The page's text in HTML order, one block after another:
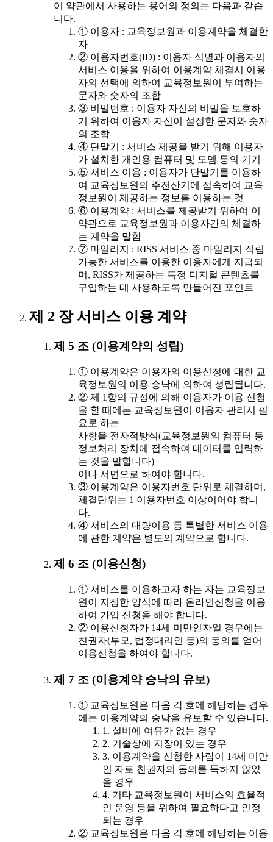
이 약관에서 사용하는 용어의 정의는 다음과 같습
니다.
① 이용자 : 교육정보원과 이용계약을 체결한
자
② 이용자번호(ID) : 이용자 식별과 이용자의
서비스 이용을 위하여 이용계약 체결시 이용
자의 선택에 의하여 교육정보원이 부여하는
문자와 숫자의 조합
③ 비밀번호 : 이용자 자신의 비밀을 보호하
기 위하여 이용자 자신이 설정한 문자와 숫자
의 조합
④ 단말기 : 서비스 제공을 받기 위해 이용자
가 설치한 개인용 컴퓨터 및 모뎀 등의 기기
⑤ 서비스 이용 : 이용자가 단말기를 이용하
여 교육정보원의 주전산기에 접속하여 교육
정보원이 제공하는 정보를 이용하는 것
⑥ 이용계약 : 서비스를 제공받기 위하여 이
약관으로 교육정보원과 이용자간의 체결하
는 계약을 말함
⑦ 마일리지 : RISS 서비스 중 마일리지 적립
가능한 서비스를 이용한 이용자에게 지급되
며, RISS가 제공하는 특정 디지털 콘텐츠를
구입하는 데 사용하도록 만들어진 포인트
제 2 장 서비스 이용 계약
제 5 조 (이용계약의 성립)
① 이용계약은 이용자의 이용신청에 대한 교
육정보원의 이용 승낙에 의하여 성립됩니다.
② 제 1항의 규정에 의해 이용자가 이용 신청
을 할 때에는 교육정보원이 이용자 관리시 필
요로 하는
사항을 전자적방식(교육정보원의 컴퓨터 등
정보처리 장치에 접속하여 데이터를 입력하
는 것을 말합니다)
이나 서면으로 하여야 합니다.
③ 이용계약은 이용자번호 단위로 체결하며,
체결단위는 1 이용자번호 이상이어야 합니
다.
④ 서비스의 대량이용 등 특별한 서비스 이용
에 관한 계약은 별도의 계약으로 합니다.
제 6 조 (이용신청)
① 서비스를 이용하고자 하는 자는 교육정보
원이 지정한 양식에 따라 온라인신청을 이용
하여 가입 신청을 해야 합니다.
② 이용신청자가 14세 미만인자일 경우에는
친권자(부모, 법정대리인 등)의 동의를 얻어
이용신청을 하여야 합니다.
제 7 조 (이용계약 승낙의 유보)
① 교육정보원은 다음 각 호에 해당하는 경우
에는 이용계약의 승낙을 유보할 수 있습니다.
1. 설비에 여유가 없는 경우
2. 기술상에 지장이 있는 경우
3. 이용계약을 신청한 사람이 14세 미만
인 자로 친권자의 동의를 득하지 않았
을 경우
4. 기타 교육정보원이 서비스의 효율적
인 운영 등을 위하여 필요하다고 인정
되는 경우
② 교육정보원은 다음 각 호에 해당하는 이용